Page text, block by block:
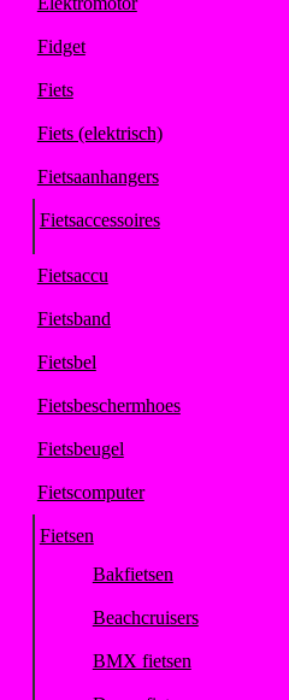
Fidget
Fiets
Fiets (elektrisch)
Fietsaanhangers
Fietsaccessoires
Fietsaccu
Fietsband
Fietsbel
Fietsbeschermhoes
Fietsbeugel
Fietscomputer
Fietsen
Bakfietsen
Beachcruisers
BMX fietsen